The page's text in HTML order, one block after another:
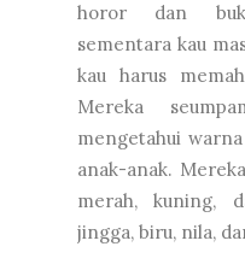
horor dan
sementara kau
kau harus
Mereka
mengetahui
anak-anak.
merah, kuning,
jingga, biru, nila,